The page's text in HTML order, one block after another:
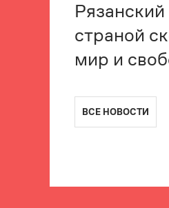
страной
мир и
ВСЕ НОВОСТИ